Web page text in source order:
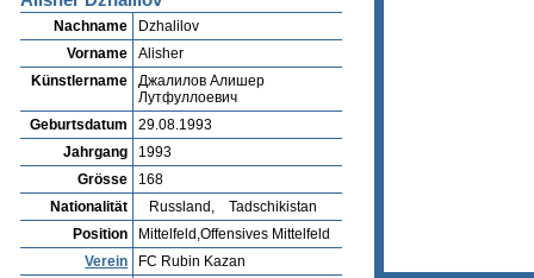
Nachname
Dzhalilov
Vorname
Alisher
Künstlername
Джалилов Алишер
Лутфуллоевич
Geburtsdatum
29.08.1993
Jahrgang
1993
Grösse
168
Nationalität
Russland,
Tadschikistan
Position
Mittelfeld,Offensives Mittelfeld
Verein
FC Rubin Kazan